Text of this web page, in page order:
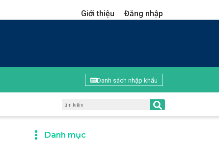
Giới thiệu Đăng nhập
Danh sách nhập khẩu
Danh mục